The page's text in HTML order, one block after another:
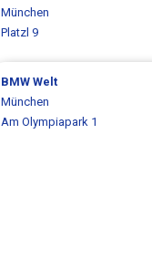
München
Platzl 9
BMW Welt
München
Am Olympiapark 1